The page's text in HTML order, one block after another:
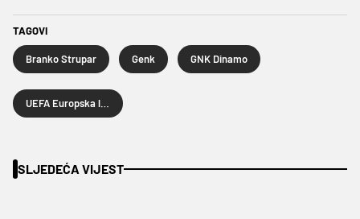
TAGOVI
Branko Strupar Genk GNK Dinamo
SLJEDEĆA VIJEST